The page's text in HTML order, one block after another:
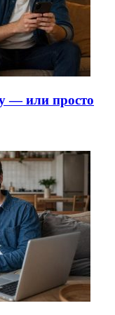
— или просто